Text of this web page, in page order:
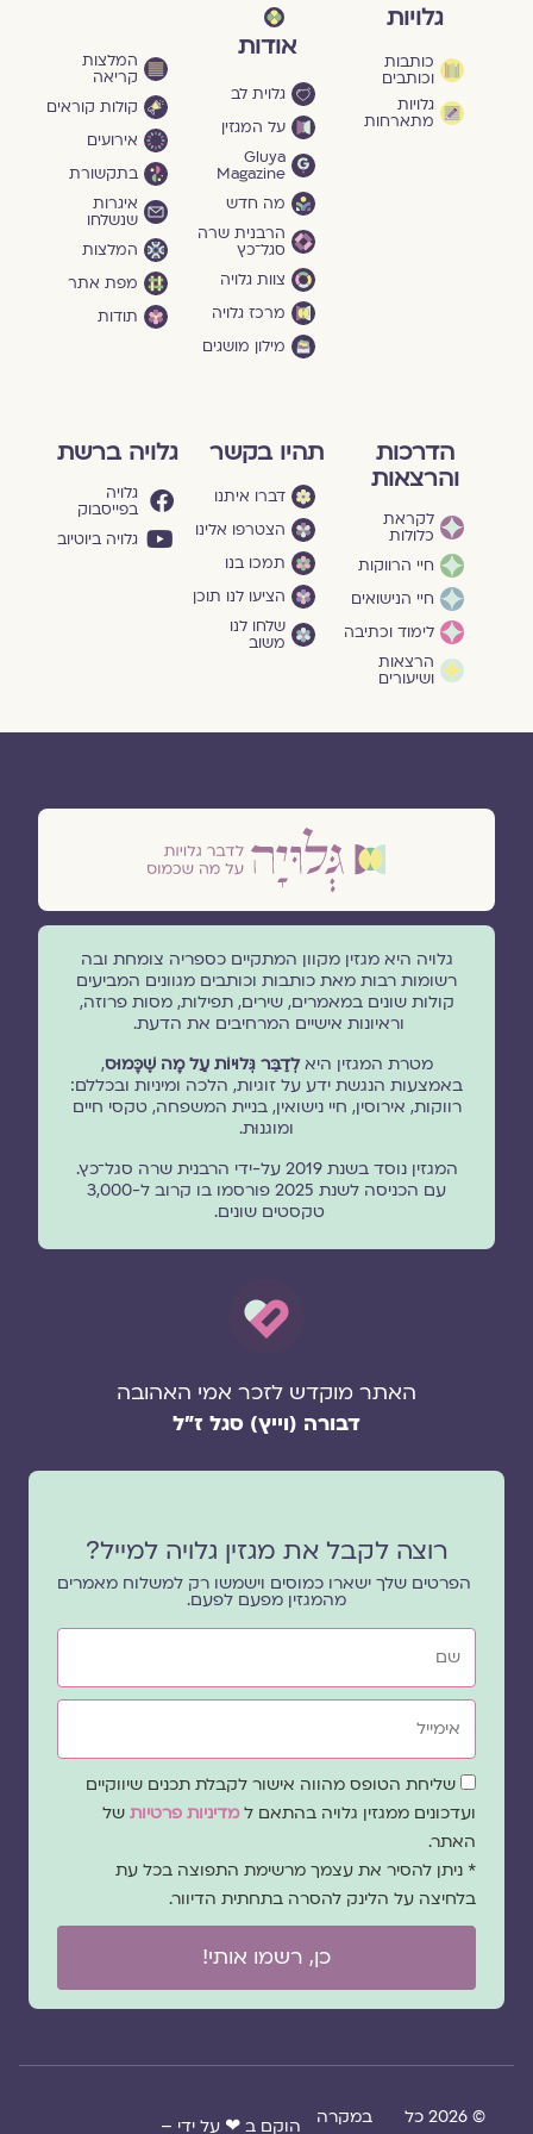
גלויות
כותבות
וכותבים
גלויות
מתארחות
אודות
גלוית לב
על המגזין
Gluya
Magazine
מה חדש
הרבנית שרה
סגל־כץ
צוות גלויה
מרכז גלויה
מילון מושגים
המלצות
קריאה
קולות קוראים
אירועים
בתקשורת
איגרות
שנשלחו
המלצות
מפת אתר
תודות
הדרכות
והרצאות
לקראת
כלולות
חיי הרווקות
חיי הנישואים
לימוד וכתיבה
הרצאות
ושיעורים
תהיו בקשר
דברו איתנו
הצטרפו אלינו
תמכו בנו
הציעו לנו תוכן
שלחו לנו
משוב
גלויה ברשת
גלויה
בפייסבוק
גלויה ביוטיוב
גלויה היא מגזין מקוון המתקיים כספריה צומחת ובה
רשומות רבות מאת כותבות וכותבים מגוונים המביעים
קולות שונים במאמרים, שירים, תפילות, מסות פרוזה,
וראיונות אישיים המרחיבים את הדעת.
מטרת המגזין היאלְדַבֵּר גְּלוּיוֹת עַל מָה שֶׁכָּמוּס,
באמצעות הנגשת ידע על זוגיות, הלכה ומיניות ובכללם:
רווקות, אירוסין, חיי נישואין, בניית המשפחה, טקסי חיים
ומוגנוּת.
המגזין נוסד בשנת 2019 על-ידי הרבנית שרה סגל־כץ.
עם הכניסה לשנת 2025 פורסמו בו קרוב ל-3,000
טקסטים שונים.
האתר מוקדש לזכר אמי האהובה
דבורה (וייץ) סגל ז"ל
רוצה לקבל את מגזין גלויה למייל?
הפרטים שלך ישארו כמוסים וישמשו רק למשלוח מאמרים
מהמגזין מפעם לפעם.
שם
אימייל
שדהשליחת הטופס מהווה אישור לקבלת תכנים שיווקיים
ועדכונים ממגזין גלויה בהתאם ל מדיניות פרטיותשל
האתר.
* ניתן להסיר את עצמך מרשימת התפוצה בכל עת
בלחיצה על הלינק להסרה בתחתית הדיוור.
כן, רשמו אותי!
© 2026 כל במקרה הוקם ב ❤ על ידי –